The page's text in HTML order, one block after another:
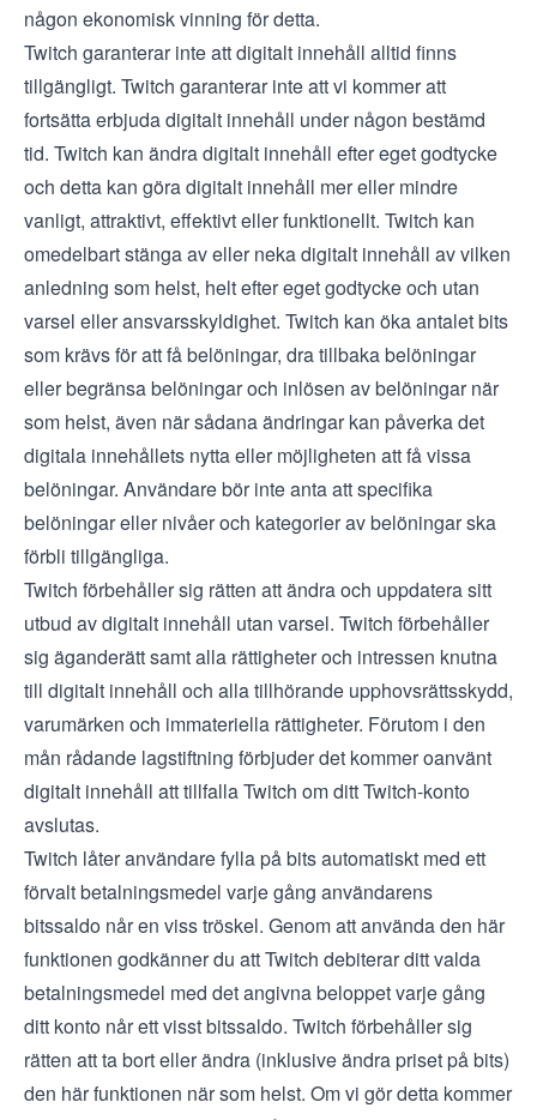
någon ekonomisk vinning för detta.
Twitch garanterar inte att digitalt innehåll alltid finns
tillgängligt. Twitch garanterar inte att vi kommer att
fortsätta erbjuda digitalt innehåll under någon bestämd
tid. Twitch kan ändra digitalt innehåll efter eget godtycke
och detta kan göra digitalt innehåll mer eller mindre
vanligt, attraktivt, effektivt eller funktionellt. Twitch kan
omedelbart stänga av eller neka digitalt innehåll av vilken
anledning som helst, helt efter eget godtycke och utan
varsel eller ansvarsskyldighet. Twitch kan öka antalet bits
som krävs för att få belöningar, dra tillbaka belöningar
eller begränsa belöningar och inlösen av belöningar när
som helst, även när sådana ändringar kan påverka det
digitala innehållets nytta eller möjligheten att få vissa
belöningar. Användare bör inte anta att specifika
belöningar eller nivåer och kategorier av belöningar ska
förbli tillgängliga.
Twitch förbehåller sig rätten att ändra och uppdatera sitt
utbud av digitalt innehåll utan varsel. Twitch förbehåller
sig äganderätt samt alla rättigheter och intressen knutna
till digitalt innehåll och alla tillhörande upphovsrättsskydd,
varumärken och immateriella rättigheter. Förutom i den
mån rådande lagstiftning förbjuder det kommer oanvänt
digitalt innehåll att tillfalla Twitch om ditt Twitch-konto
avslutas.
Twitch låter användare fylla på bits automatiskt med ett
förvalt betalningsmedel varje gång användarens
bitssaldo når en viss tröskel. Genom att använda den här
funktionen godkänner du att Twitch debiterar ditt valda
betalningsmedel med det angivna beloppet varje gång
ditt konto når ett visst bitssaldo. Twitch förbehåller sig
rätten att ta bort eller ändra (inklusive ändra priset på bits)
den här funktionen när som helst. Om vi gör detta kommer